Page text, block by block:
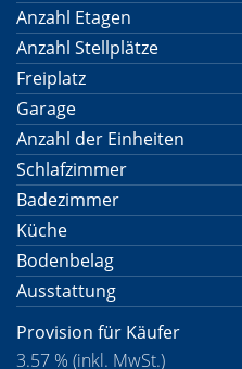
Anzahl Etagen
Anzahl Stellplätze
Freiplatz
Garage
Anzahl der Einheiten
Schlafzimmer
Badezimmer
Küche
Bodenbelag
Ausstattung
Provision für Käufer
3.57 % (inkl. MwSt.)